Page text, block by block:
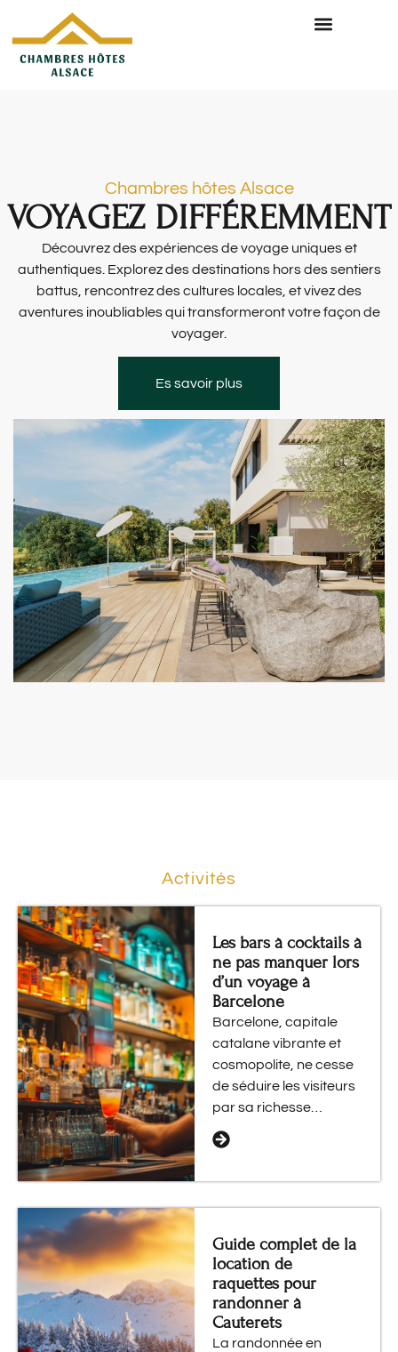
Chambres hôtes Alsace
VOYAGEZ DIFFÉREMMENT
Découvrez des expériences de voyage uniques et
authentiques. Explorez des destinations hors des sentiers
battus, rencontrez des cultures locales, et vivez des
aventures inoubliables qui transformeront votre façon de
voyager.
Es savoir plus
Activités
Les bars à cocktails à
ne pas manquer lors
d’un voyage à
Barcelone
Barcelone, capitale
catalane vibrante et
cosmopolite, ne cesse
de séduire les visiteurs
par sa richesse…
Guide complet de la
location de
raquettes pour
randonner à
Cauterets
La randonnée en